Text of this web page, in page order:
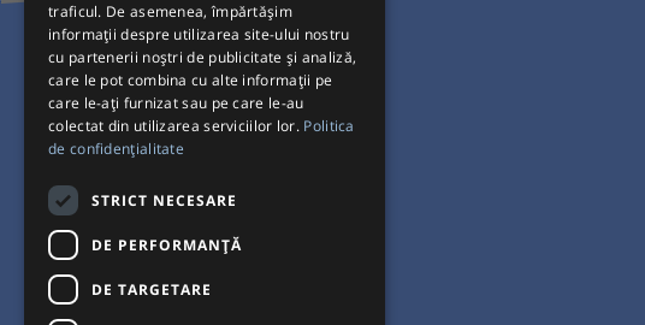
Pentru Călători
Curse autobuz
Plecări/Sosiri
Setări de cookie-uri
traficul. De asemenea, împărtășim
informații despre utilizarea site-ului nostru
cu partenerii noștri de publicitate și analiză,
care le pot combina cu alte informații pe
care le-ați furnizat sau pe care le-au
colectat din utilizarea serviciilor lor. Politica
de confidențialitate
STRICT NECESARE
DE PERFORMANȚĂ
DE TARGETARE